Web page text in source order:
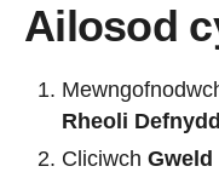
Ailosod
Rheoli
Cliciwch